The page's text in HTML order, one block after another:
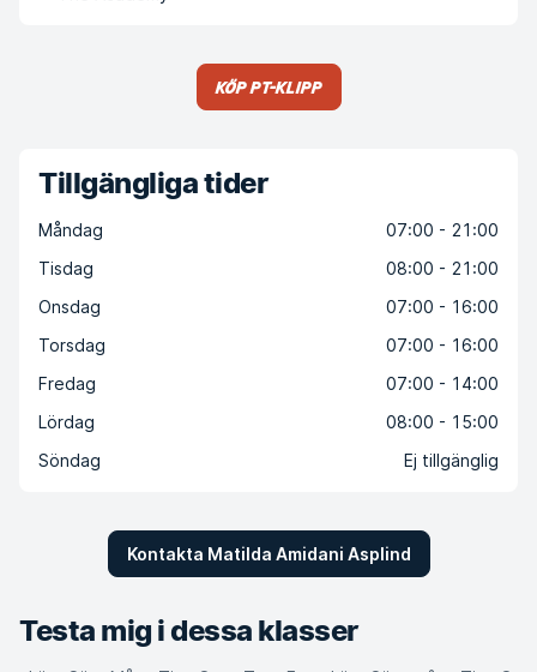
Köp PT-klipp
Tillgängliga tider
Måndag
07:00 - 21:00
Tisdag
08:00 - 21:00
Onsdag
07:00 - 16:00
Torsdag
07:00 - 16:00
Fredag
07:00 - 14:00
Lördag
08:00 - 15:00
Söndag
Ej tillgänglig
Kontakta Matilda Amidani Asplind
Testa mig i dessa klasser